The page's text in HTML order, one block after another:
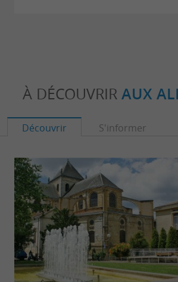
À DÉCOUVRIR AUX
Découvrir S'informer